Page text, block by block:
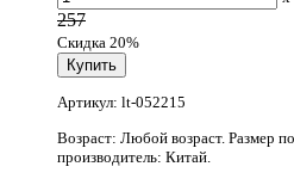
257
Скидка 20%
Артикул: lt-052215
Возраст: Любой возраст. Размер
производитель: Китай.